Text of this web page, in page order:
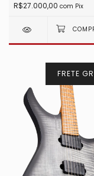
R$27.000,00 com Pix
FRETE